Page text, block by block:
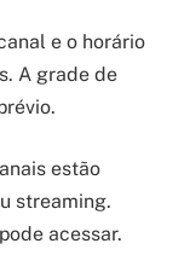
e o horário
A grade de
estão
streaming.
acessar.